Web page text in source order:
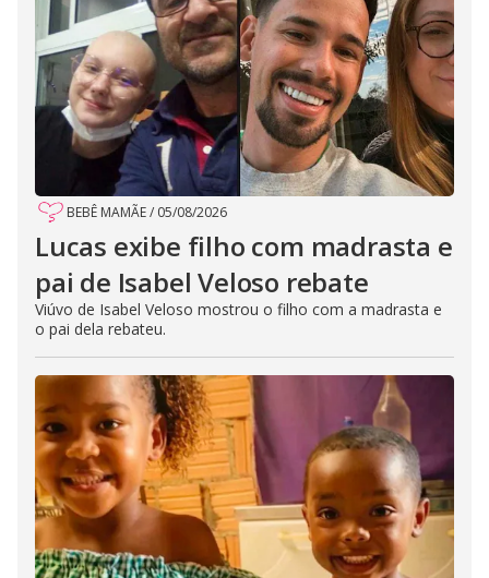
BEBÊ MAMÃE/ 05/08/2026
Lucas exibe filho com madrasta e
pai de Isabel Veloso rebate
Viúvo de Isabel Veloso mostrou o filho com a madrasta e
o pai dela rebateu.